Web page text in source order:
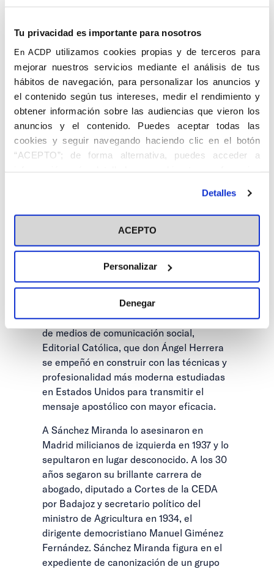
Tu privacidad es importante para nosotros
En ACDP utilizamos cookies propias y de terceros para
mejorar nuestros servicios mediante el análisis de tus
hábitos de navegación, para personalizar los anuncios y
el contenido según tus intereses, medir el rendimiento y
obtener información sobre las audiencias que vieron los
anuncios y el contenido. Puedes aceptar todas las
cookies y seguir navegando haciendo clic en el botón
“ACEPTO”; de forma alternativa, puedes acceder a
información más detallada y cambiar tus preferencias
en el botón "Personalizar". Para más información puedes
visitar nuestra Política de Cookies
Detalles
ACEPTO
Personalizar
Denegar
amistad con Francisco de Asís Sánchez
paisano, también de 1907, compañero en la
redacción de El Correo Extremeño,
correligionarios en Juventud Católica que
ambos fundaron en Badajoz.
Compartieron la defensa del Evangelio y
el apostolado, así como críticas a la
masonería y el comunismo en artículos en
ese periódico y en actos públicos. A
propuesta de Sánchez Miranda, Soriano
ofreció el homenaje que recibió en
Juventud Católica de España en 1927 que
se asoció en 1931 con Acción Católica,
organización de laicos impulsada por don
Ángel Herrera. Poco después de aquel
redactor del periódicoHoy
, quince días
antes de que el diario apareciera por
primera vez, el 1 de Enero de 1933. Un
nuevo eslabón de la gran cadena regional
de medios de comunicación social,
Editorial Católica, que don Ángel Herrera
se empeñó en construir con las técnicas y
profesionalidad más moderna estudiadas
en Estados Unidos para transmitir el
mensaje apostólico con mayor eficacia.
A Sánchez Miranda lo asesinaron en
Madrid milicianos de izquierda en 1937 y lo
sepultaron en lugar desconocido. A los 30
años segaron su brillante carrera de
abogado, diputado a Cortes de la CEDA
por Badajoz y secretario político del
ministro de Agricultura en 1934, el
dirigente democristiano Manuel Giménez
Fernández. Sánchez Miranda figura en el
expediente de canonización de un grupo